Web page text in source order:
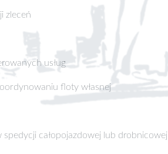
zleceń
usług
floty własnej
całopojazdowej lub drobnicowej